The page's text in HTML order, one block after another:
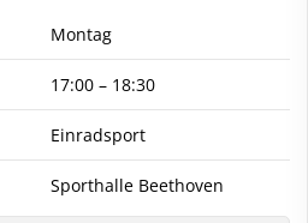
Montag
17:00 – 18:30
Einradsport
Sporthalle Beethoven